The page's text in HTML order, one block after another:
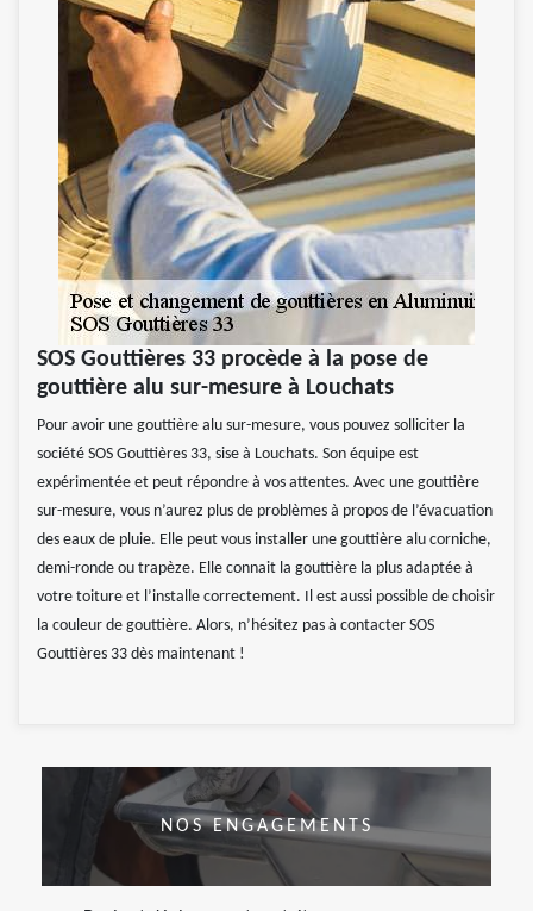
SOS Gouttières 33 procède à la pose de
gouttière alu sur-mesure à Louchats
Pour avoir une gouttière alu sur-mesure, vous pouvez solliciter la
société SOS Gouttières 33, sise à Louchats. Son équipe est
expérimentée et peut répondre à vos attentes. Avec une gouttière
sur-mesure, vous n’aurez plus de problèmes à propos de l’évacuation
des eaux de pluie. Elle peut vous installer une gouttière alu corniche,
demi-ronde ou trapèze. Elle connait la gouttière la plus adaptée à
votre toiture et l’installe correctement. Il est aussi possible de choisir
la couleur de gouttière. Alors, n’hésitez pas à contacter SOS
Gouttières 33 dès maintenant !
NOS ENGAGEMENTS